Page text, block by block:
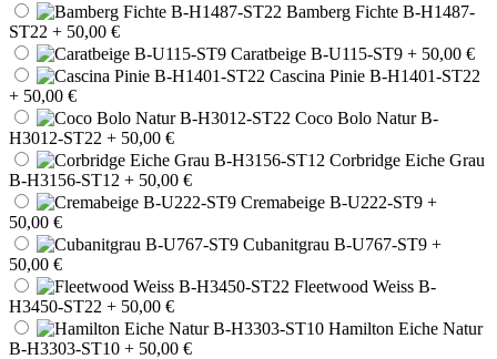
Bamberg Fichte B-H1487-
ST22 + 50,00 €
Caratbeige B-U115-ST9 + 50,00 €
Cascina Pinie B-H1401-ST22
+ 50,00 €
Coco Bolo Natur B-
H3012-ST22 + 50,00 €
Corbridge Eiche Grau
B-H3156-ST12 + 50,00 €
Cremabeige B-U222-ST9 +
50,00 €
Cubanitgrau B-U767-ST9 +
50,00 €
Fleetwood Weiss B-
H3450-ST22 + 50,00 €
Hamilton Eiche Natur
B-H3303-ST10 + 50,00 €